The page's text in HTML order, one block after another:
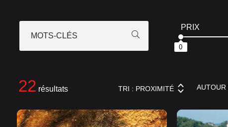
MOTS-CLÉS
PRIX
0
22 résultats TRI : PROXIMITÉ AUTOUR